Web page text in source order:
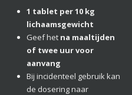
1 tablet per 10 kg
lichaamsgewicht
Geef het na maaltijden
of twee uur voor
aanvang
Bij incidenteel gebruik kan
de dosering naar